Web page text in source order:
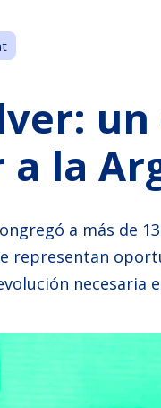
a la
a más de
representan
necesaria